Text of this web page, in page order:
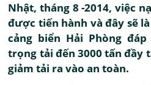
Nhật, tháng 8 -2014, việc
được tiến hành và đây sẽ
cảng biển Hải Phòng
trọng tải đến 3000 tấn đầy
giảm tải ra vào an toàn.